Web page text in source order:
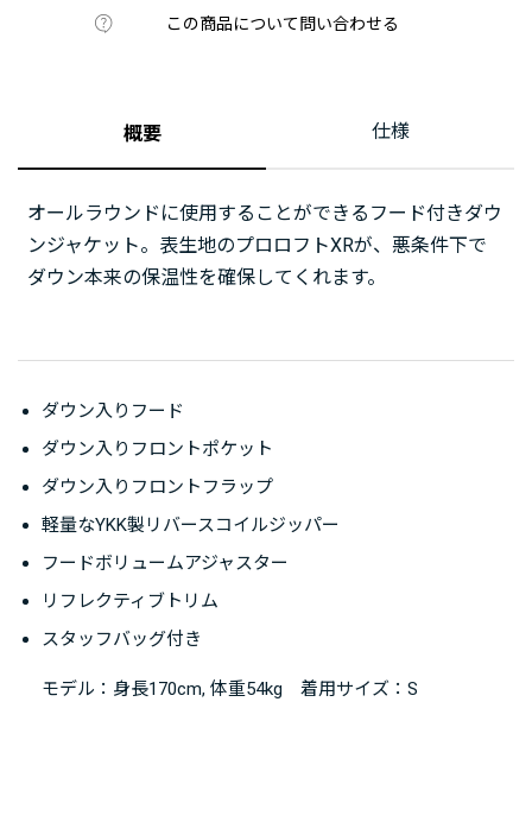
この商品について問い合わせる
概要 仕様
オールラウンドに使用することができるフード付きダウ
ンジャケット。表生地のプロロフトXRが、悪条件下で
ダウン本来の保温性を確保してくれます。
ダウン入りフード
ダウン入りフロントポケット
ダウン入りフロントフラップ
軽量なYKK製リバースコイルジッパー
フードボリュームアジャスター
リフレクティブトリム
スタッフバッグ付き
モデル：身長170cm, 体重54kg 着用サイズ：S